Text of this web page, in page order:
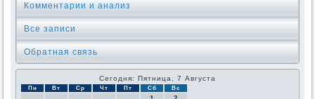
Комментарии и анализ
Все записи
Обратная связь
Сегодня: Пятница, 7 Августа
Пн Вт Ср Чт Пт Сб Вс